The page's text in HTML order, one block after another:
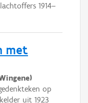
1914–
met
op
uit 1923